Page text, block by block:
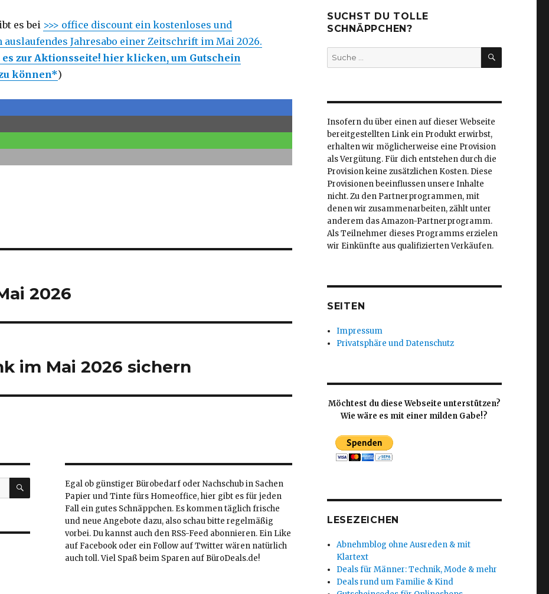
es bei >>> office discount ein kostenloses und
auslaufendes Jahresabo einer Zeitschrift im Mai 2026.
zur Aktionsseite! hier klicken, um Gutschein
können*)
2026
im Mai 2026 sichern
SUCHENEgal ob günstiger Bürobedarf oder Nachschub in Sachen
Papier und Tinte fürs Homeoffice, hier gibt es für jeden
Fall ein gutes Schnäppchen. Es kommen täglich frische
und neue Angebote dazu, also schau bitte regelmäßig
vorbei. Du kannst auch den RSS-Feed abonnieren. Ein Like
auf Facebook oder ein Follow auf Twitter wären natürlich
auch toll. Viel Spaß beim Sparen auf BüroDeals.de!
SUCHST DU TOLLE
SCHNÄPPCHEN?
Suche
nach:
SUCHEN
Insofern du über einen auf dieser Webseite
bereitgestellten Link ein Produkt erwirbst,
erhalten wir möglicherweise eine Provision
als Vergütung. Für dich entstehen durch die
Provision keine zusätzlichen Kosten. Diese
Provisionen beeinflussen unsere Inhalte
nicht. Zu den Partnerprogrammen, mit
denen wir zusammenarbeiten, zählt unter
anderem das Amazon-Partnerprogramm.
Als Teilnehmer dieses Programms erzielen
wir Einkünfte aus qualifizierten Verkäufen.
SEITEN
Impressum
Privatsphäre und Datenschutz
Möchtest du diese Webseite unterstützen?
Wie wäre es mit einer milden Gabe!?
LESEZEICHEN
Abnehmblog ohne Ausreden & mit
Klartext
Deals für Männer: Technik, Mode & mehr
Deals rund um Familie & Kind